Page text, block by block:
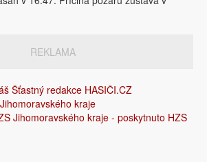
REKLAMA
Šťastný redakce HASIČI.CZ
kraje
Jihomoravského kraje - poskytnuto HZS